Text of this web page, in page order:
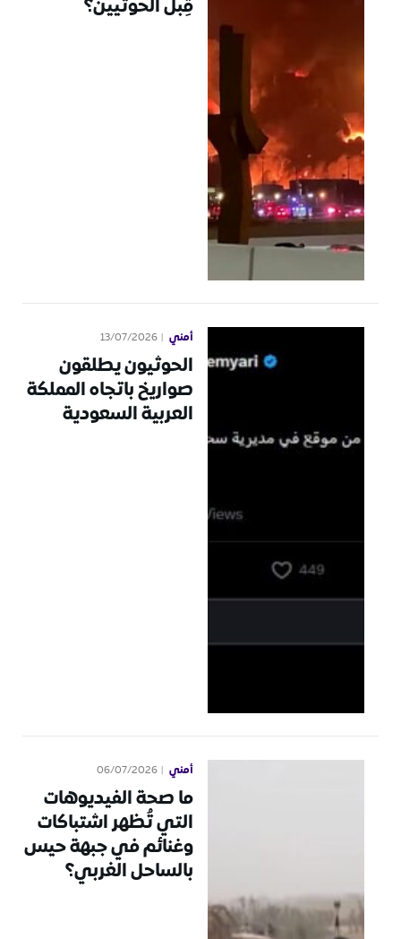
أمني 13/07/2026
الحوثيون يطلقون
صواريخ باتجاه المملكة
العربية السعودية
أمني 06/07/2026
ما صحة الفيديوهات
التي تُظهر اشتباكات
وغنائم في جبهة حيس
بالساحل الغربي؟